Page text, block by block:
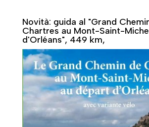
Novità: guida al "Grand
Chartres au Mont-Saint-
d'Orléans", 449 km,